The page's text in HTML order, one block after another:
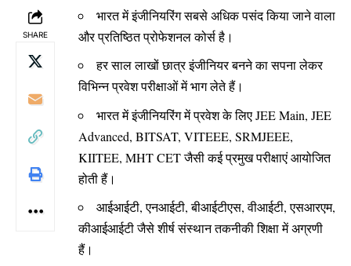
SHARE
भारत में इंजीनियरिंग सबसे अधिक पसंद किया जाने वाला
और प्रतिष्ठित प्रोफेशनल कोर्स है।
हर साल लाखों छात्र इंजीनियर बनने का सपना लेकर
विभिन्न प्रवेश परीक्षाओं में भाग लेते हैं।
भारत में इंजीनियरिंग में प्रवेश के लिए JEE Main, JEE
Advanced, BITSAT, VITEEE, SRMJEEE,
KIITEE, MHT CET जैसी कई प्रमुख परीक्षाएं आयोजित
होती हैं।
आईआईटी, एनआईटी, बीआईटीएस, वीआईटी, एसआरएम,
कीआईआईटी जैसे शीर्ष संस्थान तकनीकी शिक्षा में अग्रणी
हैं।